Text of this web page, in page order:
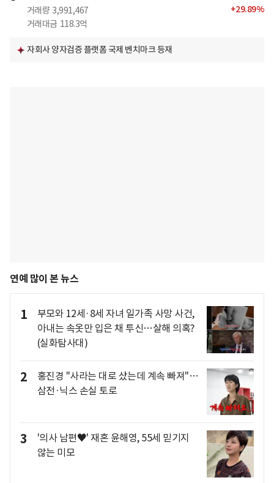
거래량 3,991,467
거래대금 118.3억
+29.89%
자회사 양자검증 플랫폼 국제 벤치마크 등재
연예 많이 본 뉴스
1
부모와 12세·8세 자녀 일가족 사망 사건,
아내는 속옷만 입은 채 투신…살해 의혹?
(실화탐사대)
2
홍진경 "사라는 대로 샀는데 계속 빠져"…
삼전·닉스 손실 토로
3
'의사 남편♥' 재혼 윤해영, 55세 믿기지
않는 미모